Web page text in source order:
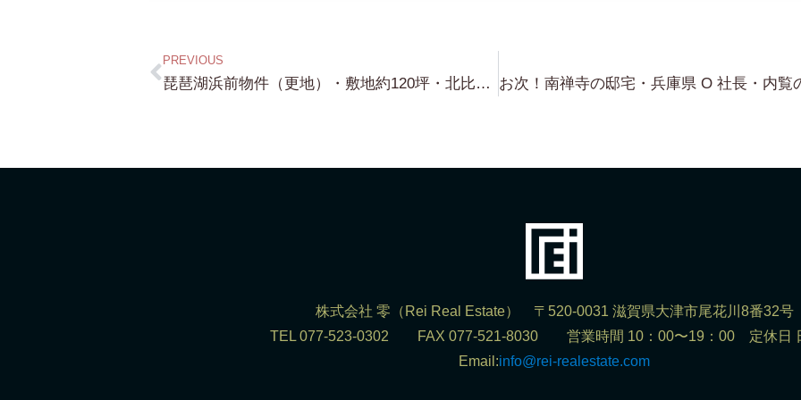
PREVIOUS
琵琶湖浜前物件（更地）・敷地約120坪・北比良・敷地の目の前が すぐに琵琶湖です・しかも！自然公園法の規制が入っていない場所なので 建蔽率60% 容積率100% の割合で 建物の建築が可能です！⇒南禅寺界隈の邸宅・琵琶湖浜付き物件の詳細や情報開示の方法に関しては、弊社の LINE Account を 登録後 LINE より問合せ下さい！
株式会社 零（Rei Real Estate） 〒520-0031 滋賀県大津市尾花川8番32号
TEL 077-523-0302 FAX 077-521-8030 営業時間 10：00〜19：00 定休日
Email:info@rei-realestate.com